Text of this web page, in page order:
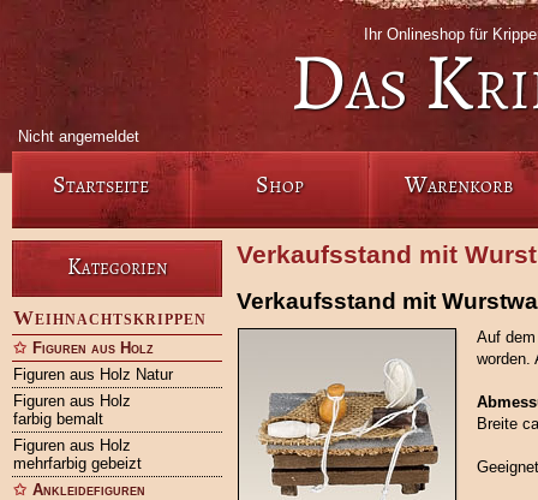
Ihr Onlineshop für
Das
Nicht angemeldet
Startseite Shop Warenkorb
Kategorien
Weihnachtskrippen
Figuren aus Holz
Figuren aus Holz Natur
Figuren aus Holz
farbig bemalt
Figuren aus Holz
mehrfarbig gebeizt
Ankleidefiguren
Verkaufsstand mit
Verkaufsstand mit
Auf
worden.
Breite